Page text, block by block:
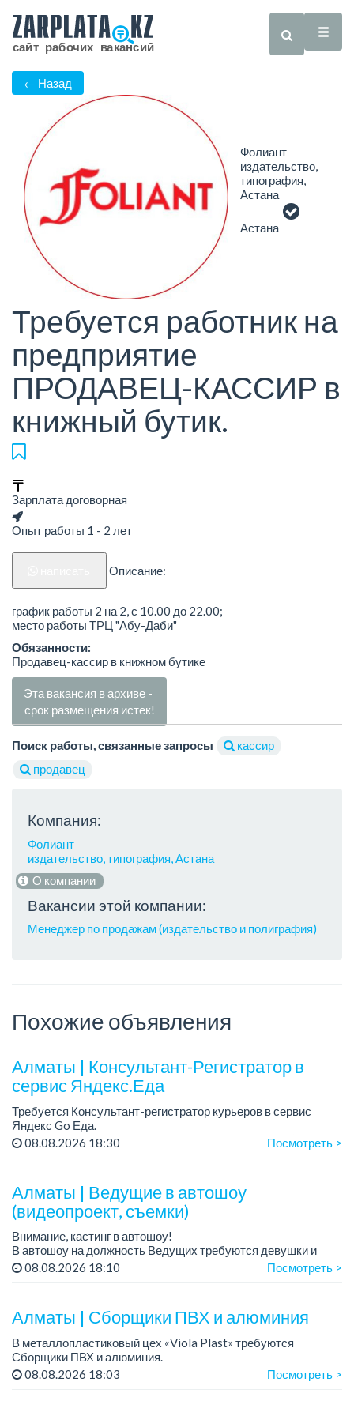
← Назад
Фолиант
издательство,
типография,
Астана
Астана
Требуется работник на
предприятие
ПРОДАВЕЦ-КАССИР в
книжный бутик.
Зарплата договорная
Опыт работы 1 - 2 лет
Описание:
график работы 2 на 2, с 10.00 до 22.00;
место работы ТРЦ "Абу-Даби"
Обязанности:
Продавец-кассир в книжном бутике
Эта вакансия в архиве -
срок размещения истек!
Поиск работы, связанные запросы
кассир
продавец
Компания:
Фолиант
издательство, типография, Астана
О компании
Вакансии этой компании:
Менеджер по продажам (издательство и полиграфия)
Похожие объявления
Алматы | Консультант-Регистратор в
сервис Яндекс.Еда
Требуется Консультант-регистратор курьеров в сервис
Яндекс Go Еда.
Условия: работа в офисе (Абылай хана - Макатаева).
08.08.2026 18:30 Посмотреть >
Алматы | Ведущие в автошоу
(видеопроект, съемки)
Внимание, кастинг в автошоу!
В автошоу на должность Ведущих требуются девушки и
парни. А также авто эксперты и авто перекупы.
08.08.2026 18:10 Посмотреть >
Алматы | Сборщики ПВХ и алюминия
В металлопластиковый цех «Viola Plast» требуются
Сборщики ПВХ и алюминия.
График работы: 5/2, с 08.00 до 17.00.
08.08.2026 18:03 Посмотреть >